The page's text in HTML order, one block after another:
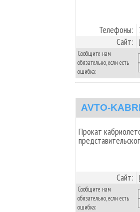
Телефоны:
Сайт:
Сообщите нам
обязательно, если есть
ошибка:
AVTO-
Прокат
Сайт:
Сообщите нам
обязательно, если есть
ошибка: